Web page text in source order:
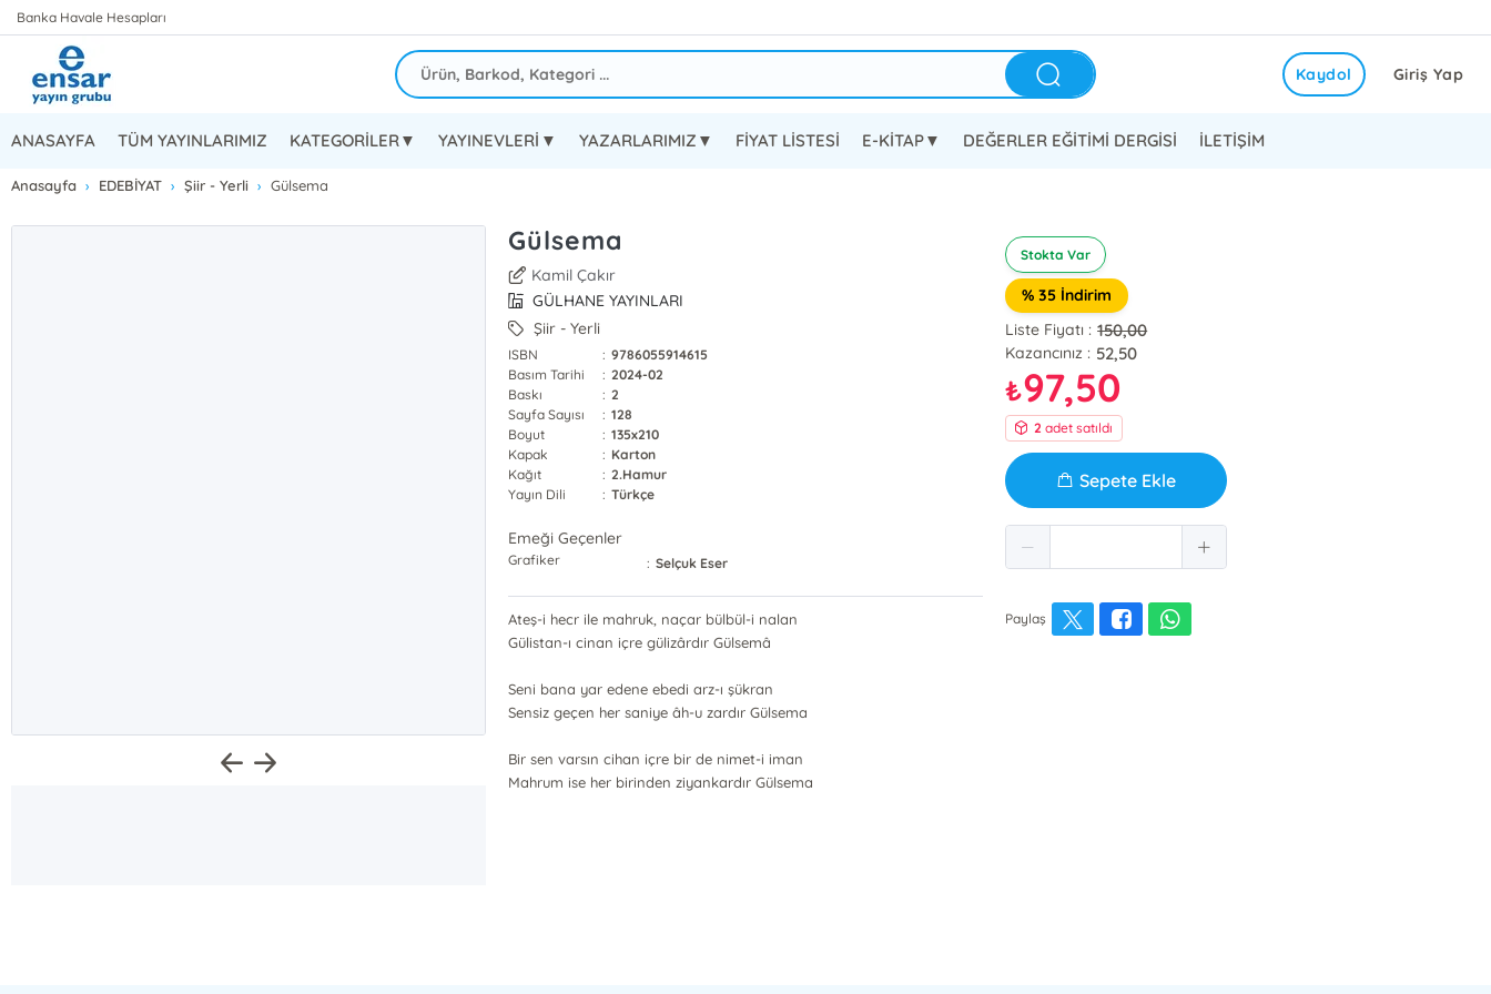
Banka Havale Hesapları
Giriş Yap
Kaydol
ANASAYFA TÜM YAYINLARIMIZ KATEGORİLER▼ YAYINEVLERİ▼ YAZARLARIMIZ▼ FİYAT LİSTESİ E-KİTAP▼ DEĞERLER EĞİTİMİ DERGİSİ İLETİŞİM
Anasayfa EDEBİYAT Şiir - Yerli Gülsema
Gülsema
Kamil Çakır
GÜLHANE YAYINLARI
Şiir - Yerli
ISBN : 9786055914615
Basım Tarihi
: 2024-02
Baskı
: 2
Sayfa Sayısı
: 128
Boyut
: 135x210
Kapak
: Karton
Kağıt
: 2.Hamur
Yayın Dili
: Türkçe
Emeği Geçenler
Grafiker : Selçuk Eser
Ateş-i hecr ile mahruk, naçar bülbül-i nalan
Gülistan-ı cinan içre gülizârdır Gülsemâ
Seni bana yar edene ebedi arz-ı şükran
Sensiz geçen her saniye âh-u zardır Gülsema
Bir sen varsın cihan içre bir de nimet-i iman
Mahrum ise her birinden ziyankardır Gülsema
Stokta Var
% 35 İndirim
Liste Fiyatı : 150,00
Kazancınız : 52,50
₺97,50
2 adet satıldı
Sepete Ekle
Paylaş